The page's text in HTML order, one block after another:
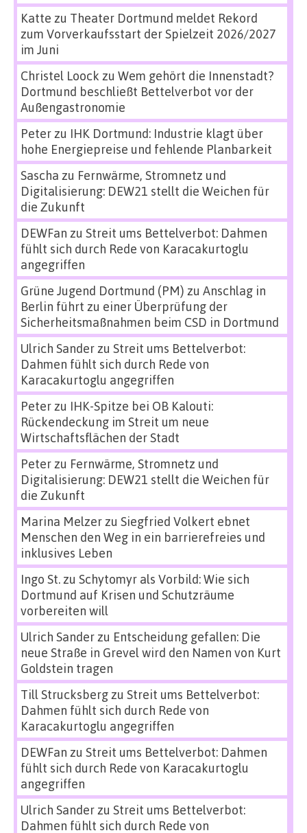
Katte zu Theater Dortmund meldet Rekord
zum Vorverkaufsstart der Spielzeit 2026/2027
im Juni
Christel Loock zu Wem gehört die Innenstadt?
Dortmund beschließt Bettelverbot vor der
Außengastronomie
Peterzu IHK Dortmund: Industrie klagt über
hohe Energiepreise und fehlende Planbarkeit
Sascha zu Fernwärme, Stromnetz und
Digitalisierung: DEW21 stellt die Weichen für
die Zukunft
DEWFan zu Streit ums Bettelverbot: Dahmen
fühlt sich durch Rede von Karacakurtoglu
angegriffen
Grüne Jugend Dortmund (PM) zu Anschlag in
Berlin führt zu einer Überprüfung der
Sicherheitsmaßnahmen beim CSD in Dortmund
Ulrich Sanderzu Streit ums Bettelverbot:
Dahmen fühlt sich durch Rede von
Karacakurtoglu angegriffen
Peterzu IHK-Spitze bei OB Kalouti:
Rückendeckung im Streit um neue
Wirtschaftsflächen der Stadt
Peterzu Fernwärme, Stromnetz und
Digitalisierung: DEW21 stellt die Weichen für
die Zukunft
Marina Melzerzu Siegfried Volkert ebnet
Menschen den Weg in ein barrierefreies und
inklusives Leben
Ingo St.zu Schytomyr als Vorbild: Wie sich
Dortmund auf Krisen und Schutzräume
vorbereiten will
Ulrich Sanderzu Entscheidung gefallen: Die
neue Straße in Grevel wird den Namen von Kurt
Goldstein tragen
Till Strucksbergzu Streit ums Bettelverbot:
Dahmen fühlt sich durch Rede von
Karacakurtoglu angegriffen
DEWFan zu Streit ums Bettelverbot: Dahmen
fühlt sich durch Rede von Karacakurtoglu
angegriffen
Ulrich Sanderzu Streit ums Bettelverbot:
Dahmen fühlt sich durch Rede von